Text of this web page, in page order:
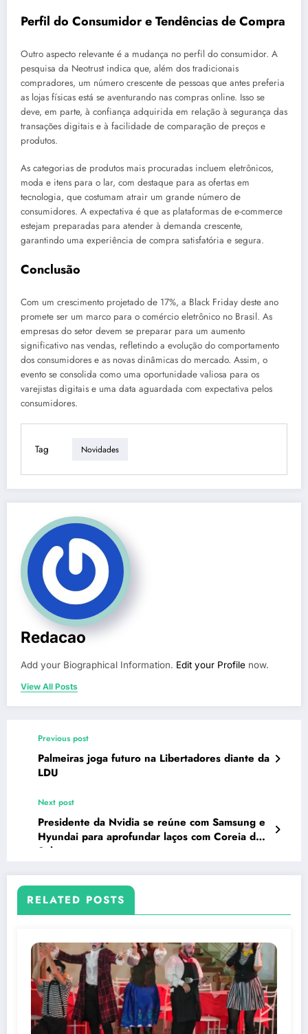
Perfil do Consumidor e Tendências de Compra
Outro aspecto relevante é a mudança no perfil do consumidor. A
pesquisa da Neotrust indica que, além dos tradicionais
compradores, um número crescente de pessoas que antes preferia
as lojas físicas está se aventurando nas compras online. Isso se
deve, em parte, à confiança adquirida em relação à segurança das
transações digitais e à facilidade de comparação de preços e
produtos.
As categorias de produtos mais procuradas incluem eletrônicos,
moda e itens para o lar, com destaque para as ofertas em
tecnologia, que costumam atrair um grande número de
consumidores. A expectativa é que as plataformas de e-commerce
estejam preparadas para atender à demanda crescente,
garantindo uma experiência de compra satisfatória e segura.
Conclusão
Com um crescimento projetado de 17%, a Black Friday deste ano
promete ser um marco para o comércio eletrônico no Brasil. As
empresas do setor devem se preparar para um aumento
significativo nas vendas, refletindo a evolução do comportamento
dos consumidores e as novas dinâmicas do mercado. Assim, o
evento se consolida como uma oportunidade valiosa para os
varejistas digitais e uma data aguardada com expectativa pelos
consumidores.
Tag Novidades
Redacao
Add your Biographical Information. Edit your Profile now.
View All Posts
Previous post
Palmeiras joga futuro na Libertadores diante da
LDU
Next post
Presidente da Nvidia se reúne com Samsung e
Hyundai para aprofundar laços com Coreia do
Sul
RELATED POSTS